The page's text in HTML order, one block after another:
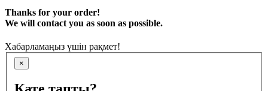
Thanks for your order!
We will contact you as soon as possible.
Хабарламаңыз үшін рақмет!
×